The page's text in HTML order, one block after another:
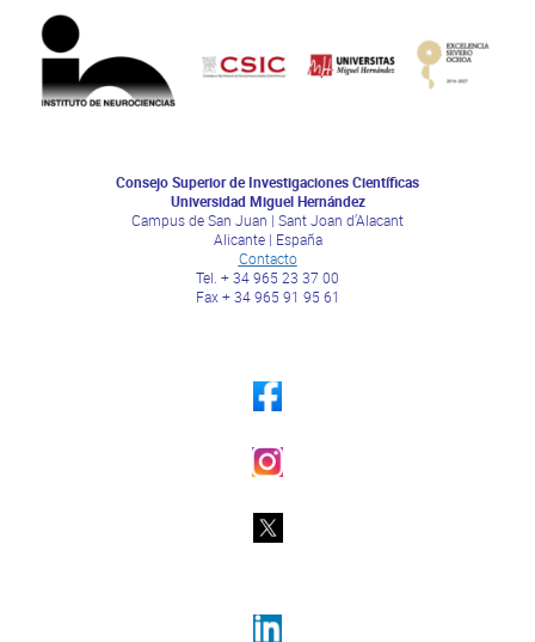
Consejo Superior de Investigaciones Científicas
Universidad Miguel Hernández
Campus de San Juan | Sant Joan d’Alacant
Alicante | España
Contacto
Tel. + 34 965 23 37 00
Fax + 34 965 91 95 61